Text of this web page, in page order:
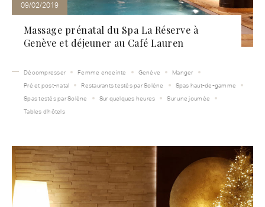
09/02/2019
Massage prénatal du Spa La Réserve à
Genève et déjeuner au Café Lauren
Décompresser Femme enceinte Genève
Manger
Pré et post-natal
Restaurants testés par Solène
Spas haut-de-gamme
Spas testés par Solène
Sur quelques heures
Sur une journée
Tables d'hôtels